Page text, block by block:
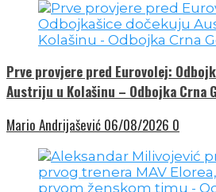
Prve provjere pred Eurovolej:
Austriju u Kolašinu – Odbojka Crna
Mario Andrijašević 06/08/2026 0